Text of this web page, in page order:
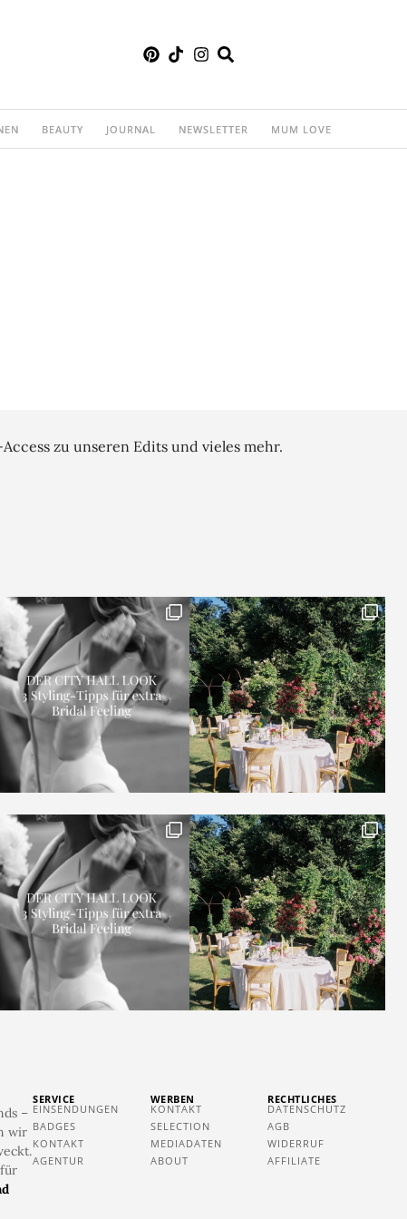
BEAUTY JOURNAL NEWSLETTER MUM LOVE
zu unseren Edits und vieles mehr.
–
wir
SERVICE
EINSENDUNGEN
BADGES
KONTAKT
AGENTUR
WERBEN
KONTAKT
SELECTION
MEDIADATEN
ABOUT
RECHTLICHES
DATENSCHUTZ
AGB
WIDERRUF
AFFILIATE